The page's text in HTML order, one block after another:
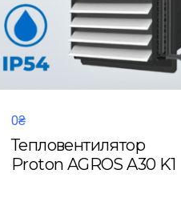
0₴
Тепловентилятор
Proton AGROS A30 K1